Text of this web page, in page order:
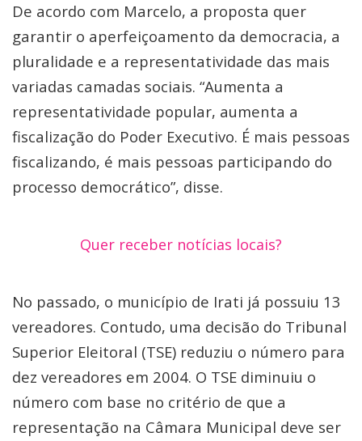
De acordo com Marcelo, a proposta quer
garantir o aperfeiçoamento da democracia, a
pluralidade e a representatividade das mais
variadas camadas sociais. “Aumenta a
representatividade popular, aumenta a
fiscalização do Poder Executivo. É mais pessoas
fiscalizando, é mais pessoas participando do
processo democrático”, disse.
Quer receber notícias locais?
No passado, o município de Irati já possuiu 13
vereadores. Contudo, uma decisão do Tribunal
Superior Eleitoral (TSE) reduziu o número para
dez vereadores em 2004. O TSE diminuiu o
número com base no critério de que a
representação na Câmara Municipal deve ser